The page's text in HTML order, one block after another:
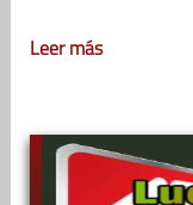
Leer más